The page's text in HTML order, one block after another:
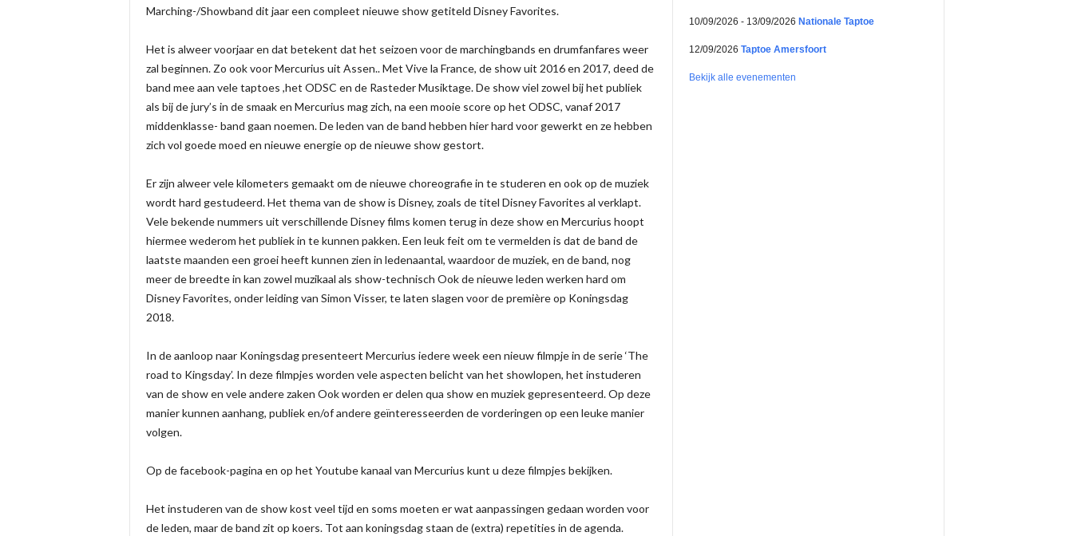
Marching-/Showband dit jaar een compleet nieuwe show getiteld Disney Favorites.
Het is alweer voorjaar en dat betekent dat het seizoen voor de marchingbands en drumfanfares weer
zal beginnen. Zo ook voor Mercurius uit Assen.. Met Vive la France, de show uit 2016 en 2017, deed de
band mee aan vele taptoes ,het ODSC en de Rasteder Musiktage. De show viel zowel bij het publiek
als bij de jury’s in de smaak en Mercurius mag zich, na een mooie score op het ODSC, vanaf 2017
middenklasse- band gaan noemen. De leden van de band hebben hier hard voor gewerkt en ze hebben
zich vol goede moed en nieuwe energie op de nieuwe show gestort.
Er zijn alweer vele kilometers gemaakt om de nieuwe choreografie in te studeren en ook op de muziek
wordt hard gestudeerd. Het thema van de show is Disney, zoals de titel Disney Favorites al verklapt.
Vele bekende nummers uit verschillende Disney films komen terug in deze show en Mercurius hoopt
hiermee wederom het publiek in te kunnen pakken. Een leuk feit om te vermelden is dat de band de
laatste maanden een groei heeft kunnen zien in ledenaantal, waardoor de muziek, en de band, nog
meer de breedte in kan zowel muzikaal als show-technisch Ook de nieuwe leden werken hard om
Disney Favorites, onder leiding van Simon Visser, te laten slagen voor de première op Koningsdag
2018.
In de aanloop naar Koningsdag presenteert Mercurius iedere week een nieuw filmpje in de serie ‘The
road to Kingsday’. In deze filmpjes worden vele aspecten belicht van het showlopen, het instuderen
van de show en vele andere zaken Ook worden er delen qua show en muziek gepresenteerd. Op deze
manier kunnen aanhang, publiek en/of andere geïnteresseerden de vorderingen op een leuke manier
volgen.
Op de facebook-pagina en op het Youtube kanaal van Mercurius kunt u deze filmpjes bekijken.
Het instuderen van de show kost veel tijd en soms moeten er wat aanpassingen gedaan worden voor
de leden, maar de band zit op koers. Tot aan koningsdag staan de (extra) repetities in de agenda.
10/09/2026 - 13/09/2026 Nationale Taptoe
12/09/2026 Taptoe Amersfoort
Bekijk alle evenementen